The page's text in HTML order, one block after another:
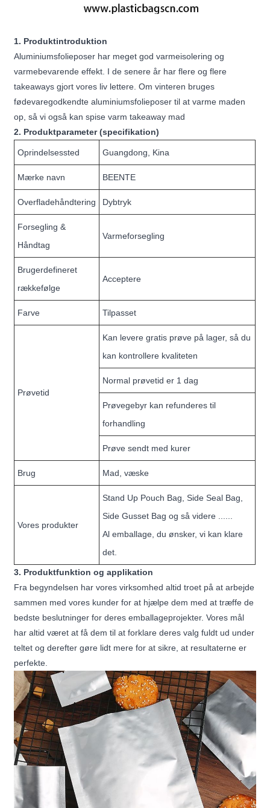
1. Produktintroduktion
Aluminiumsfolieposer har meget god varmeisolering og
varmebevarende effekt. I de senere år har flere og flere
takeaways gjort vores liv lettere. Om vinteren bruges
fødevaregodkendte aluminiumsfolieposer til at varme maden
op, så vi også kan spise varm takeaway mad
2. Produktparameter (specifikation)
Oprindelsessted Guangdong, Kina
Mærke navn BEENTE
Overfladehåndtering Dybtryk
Forsegling &
Håndtag
Varmeforsegling
Brugerdefineret
rækkefølge
Acceptere
Farve Tilpasset
Prøvetid
Kan levere gratis prøve på lager, så du
kan kontrollere kvaliteten
Normal prøvetid er 1 dag
Prøvegebyr kan refunderes til
forhandling
Prøve sendt med kurer
Brug Mad, væske
Vores produkter
Stand Up Pouch Bag, Side Seal Bag,
Side Gusset Bag og så videre ......
Al emballage, du ønsker, vi kan klare
det.
3. Produktfunktion og applikation
Fra begyndelsen har vores virksomhed altid troet på at arbejde
sammen med vores kunder for at hjælpe dem med at træffe de
bedste beslutninger for deres emballageprojekter. Vores mål
har altid været at få dem til at forklare deres valg fuldt ud under
teltet og derefter gøre lidt mere for at sikre, at resultaterne er
perfekte.